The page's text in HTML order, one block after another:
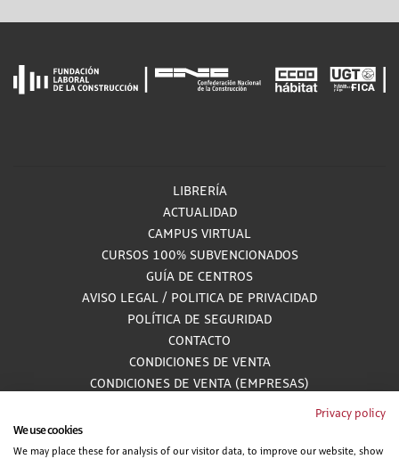
LIBRERÍA
ACTUALIDAD
CAMPUS VIRTUAL
CURSOS 100% SUBVENCIONADOS
GUÍA DE CENTROS
AVISO LEGAL / POLITICA DE PRIVACIDAD
POLÍTICA DE SEGURIDAD
CONTACTO
CONDICIONES DE VENTA
CONDICIONES DE VENTA (EMPRESAS)
ALCANCE GESTIÓN DE DOCUMENTACIÓN
Privacy policy
We use cookies
We may place these for analysis of our visitor data, to improve our website, show